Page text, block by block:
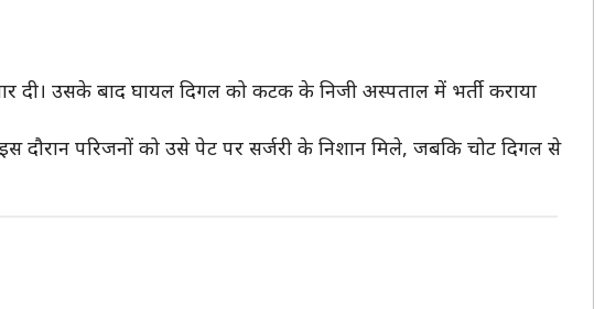
दी। उसके बाद घायल दिगल को कटक के निजी अस्पताल में भर्ती कराया
दौरान परिजनों को उसे पेट पर सर्जरी के निशान मिले, जबकि चोट दिगल से